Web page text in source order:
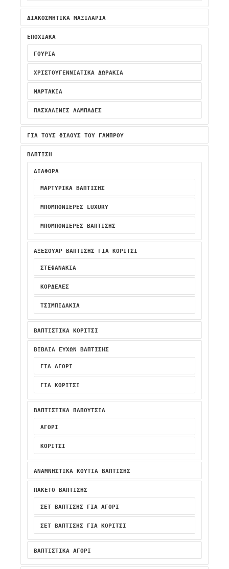
ΔΙΑΚΟΣΜΗΤΙΚΆ ΜΑΞΙΛΆΡΙΑ
ΕΠΟΧΙΑΚΑ
ΓΟΥΡΙΑ
ΧΡΙΣΤΟΥΓΕΝΝΙΆΤΙΚΑ ΔΩΡΆΚΙΑ
ΜΑΡΤΑΚΙΑ
ΠΑΣΧΑΛΙΝΕΣ ΛΑΜΠΑΔΕΣ
ΓΙΑ ΤΟΥΣ ΦΙΛΟΥΣ ΤΟΥ ΓΑΜΠΡΟΥ
ΒΑΠΤΙΣΗ
ΔΙΑΦΟΡΑ
ΜΑΡΤΥΡΙΚΆ ΒΆΠΤΙΣΗΣ
ΜΠΟΜΠΟΝΙΈΡΕΣ LUXURY
ΜΠΟΜΠΟΝΙΈΡΕΣ ΒΆΠΤΙΣΗΣ
ΑΞΕΣΟΥΑΡ ΒΑΠΤΙΣΗΣ ΓΙΑ ΚΟΡΙΤΣΙ
ΣΤΕΦΑΝΆΚΙΑ
ΚΟΡΔΈΛΕΣ
ΤΣΙΜΠΙΔΆΚΙΑ
ΒΑΠΤΙΣΤΙΚΆ ΚΟΡΊΤΣΙ
ΒΙΒΛΙΑ ΕΥΧΩΝ ΒΑΠΤΙΣΗΣ
ΓΙΑ ΑΓΌΡΙ
ΓΙΑ ΚΟΡΊΤΣΙ
ΒΑΠΤΙΣΤΙΚΆ ΠΑΠΟΎΤΣΙΑ
ΑΓΌΡΙ
ΚΟΡΊΤΣΙ
ΑΝΑΜΝΗΣΤΙΚΑ ΚΟΥΤΙΑ ΒΑΠΤΙΣΗΣ
ΠΑΚΕΤΟ ΒΑΠΤΙΣΗΣ
ΣΕΤ ΒΆΠΤΙΣΗΣ ΓΙΑ ΑΓΌΡΙ
ΣΕΤ ΒΆΠΤΙΣΗΣ ΓΙΑ ΚΟΡΊΤΣΙ
ΒΑΠΤΙΣΤΙΚΆ ΑΓΌΡΙ